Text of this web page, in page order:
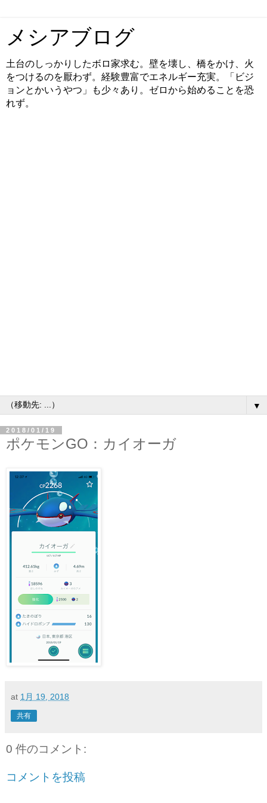
メシアブログ
土台のしっかりしたボロ家求む。壁を壊し、橋をかけ、火
をつけるのを厭わず。経験豊富でエネルギー充実。「ビジ
ョンとかいうやつ」も少々あり。ゼロから始めることを恐
れず。
▼
2018/01/19
ポケモンGO：カイオーガ
at 1月 19, 2018
共有
0 件のコメント:
コメントを投稿